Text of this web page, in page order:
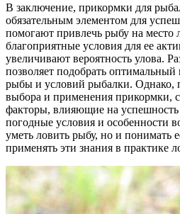
В заключение, прикормки для
обязательным элементом для
помогают привлечь рыбу на место
благоприятные условия для ее
увеличивают вероятность улова.
позволяет подобрать оптимальный
рыбы и условий рыбалки. Однако,
выбора и применения прикормки,
факторы, влияющие на успешность
погодные условия и особенности
уметь ловить рыбу, но и понимать
применять эти знания в практике